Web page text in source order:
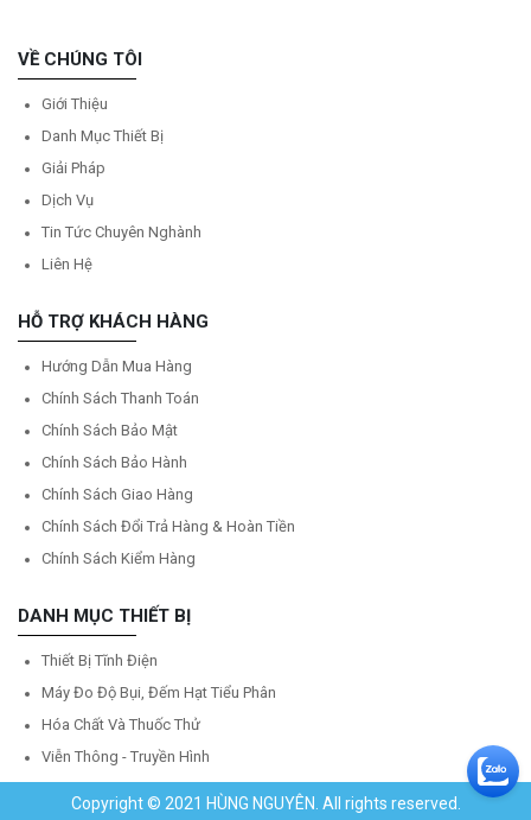
VỀ CHÚNG TÔI
Giới Thiệu
Danh Mục Thiết Bị
Giải Pháp
Dịch Vụ
Tin Tức Chuyên Nghành
Liên Hệ
HỖ TRỢ KHÁCH HÀNG
Hướng Dẫn Mua Hàng
Chính Sách Thanh Toán
Chính Sách Bảo Mật
Chính Sách Bảo Hành
Chính Sách Giao Hàng
Chính Sách Đổi Trả Hàng & Hoàn Tiền
Chính Sách Kiểm Hàng
DANH MỤC THIẾT BỊ
Thiết Bị Tĩnh Điện
Máy Đo Độ Bụi, Đếm Hạt Tiểu Phân
Hóa Chất Và Thuốc Thử
Viễn Thông - Truyền Hình
Copyright © 2021 HÙNG NGUYÊN. All rights reserved.